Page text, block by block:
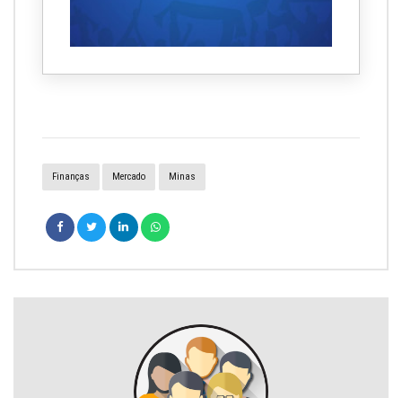
Finanças Mercado Minas